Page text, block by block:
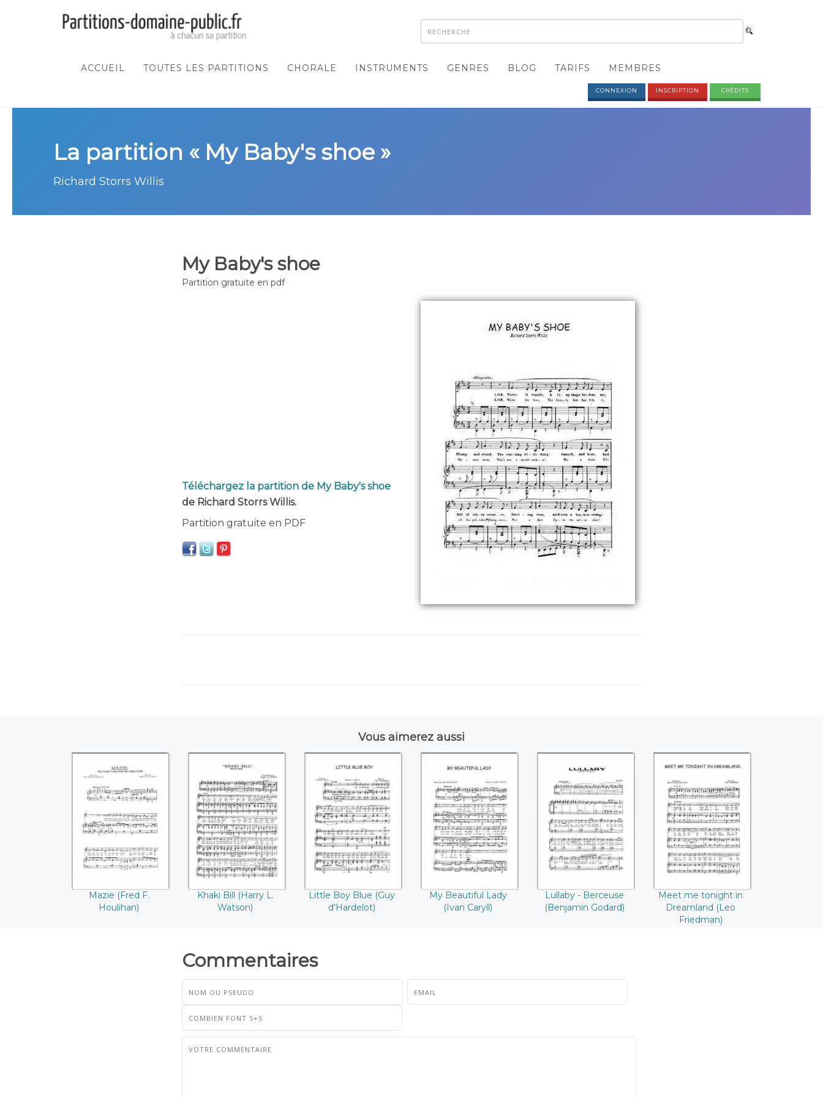
ACCUEIL TOUTES LES PARTITIONS CHORALE INSTRUMENTS GENRES BLOG TARIFS MEMBRES
CONNEXION INSCRIPTION CRÉDITS
La partition « My Baby's shoe »
Richard Storrs Willis
My Baby's shoe
Partition gratuite en pdf
Téléchargez la partition de My Baby's shoe
de Richard Storrs Willis.
Partition gratuite en PDF
Vous aimerez aussi
Mazie (Fred F.
Houlihan)
Mazie (Fred F.
Houlihan)
Khaki Bill (Harry L.
Watson)
Khaki Bill (Harry L.
Watson)
Little Boy Blue
(Guy d'Hardelot)
Little Boy Blue (Guy
d'Hardelot)
My Beautiful Lady
(Ivan Caryll)
My Beautiful Lady
(Ivan Caryll)
Lullaby - Berceuse
(Benjamin Godard)
Lullaby - Berceuse
(Benjamin Godard)
Meet me tonight in
Dreamland (Leo
Friedman)
Meet me tonight in
Dreamland (Leo
Friedman)
Commentaires